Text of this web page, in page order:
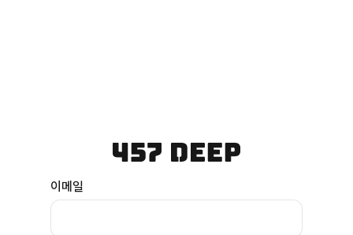
이메일